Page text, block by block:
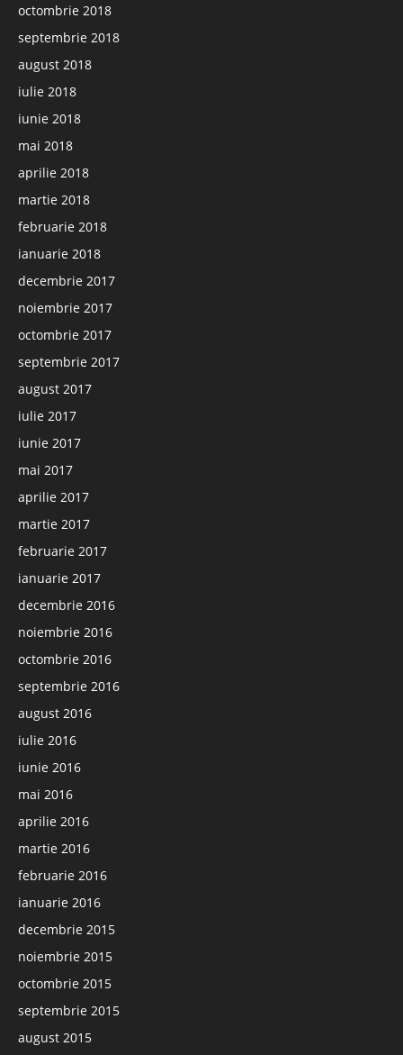
octombrie 2018
septembrie 2018
august 2018
iulie 2018
iunie 2018
mai 2018
aprilie 2018
martie 2018
februarie 2018
ianuarie 2018
decembrie 2017
noiembrie 2017
octombrie 2017
septembrie 2017
august 2017
iulie 2017
iunie 2017
mai 2017
aprilie 2017
martie 2017
februarie 2017
ianuarie 2017
decembrie 2016
noiembrie 2016
octombrie 2016
septembrie 2016
august 2016
iulie 2016
iunie 2016
mai 2016
aprilie 2016
martie 2016
februarie 2016
ianuarie 2016
decembrie 2015
noiembrie 2015
octombrie 2015
septembrie 2015
august 2015